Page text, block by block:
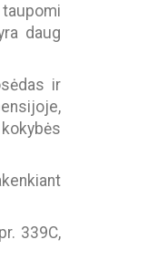
daug
ir
339C,